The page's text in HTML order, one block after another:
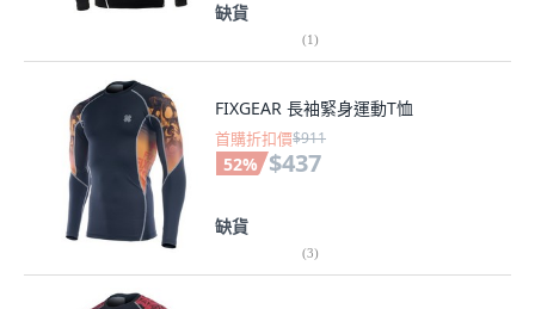
缺貨
(1)
FIXGEAR 長袖緊身運動T恤
首購折扣價$911
52% $437
缺貨
(3)